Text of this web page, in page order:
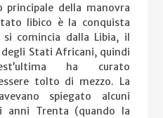
principale della manovra
libico è la conquista
si comincia dalla Libia, il
degli Stati Africani, quindi
ha curato
tolto di mezzo. La
spiegato alcuni
anni Trenta (quando la